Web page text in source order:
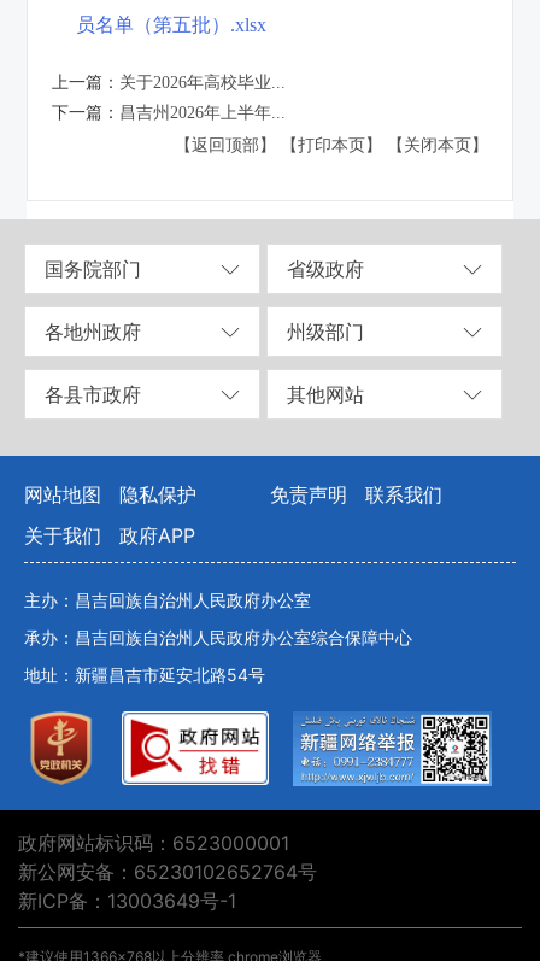
员名单（第五批）.xlsx
上一篇： 关于2026年高校毕业...
下一篇： 昌吉州2026年上半年...
【返回顶部】
【打印本页】 【关闭本页】
国务院部门 省级政府
各地州政府 州级部门
各县市政府 其他网站
网站地图 隐私保护 免责声明
联系我们
关于我们
政府APP
主办：昌吉回族自治州人民政府办公室
承办：昌吉回族自治州人民政府办公室综合保障中心
地址：新疆昌吉市延安北路54号
政府网站标识码：6523000001
新公网安备：65230102652764号
新ICP备：13003649号-1
*建议使用1366×768以上分辨率 chrome浏览器